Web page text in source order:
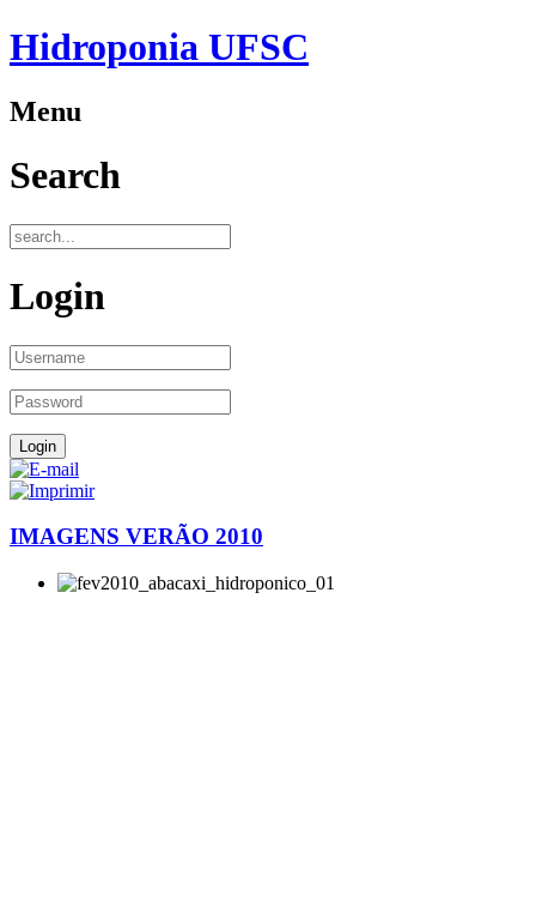
Hidroponia UFSC
Menu
Search
Login
IMAGENS VERÃO 2010